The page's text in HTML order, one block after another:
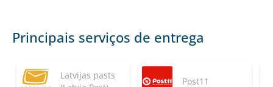
Principais serviços de entrega
Latvijas pasts
Post11